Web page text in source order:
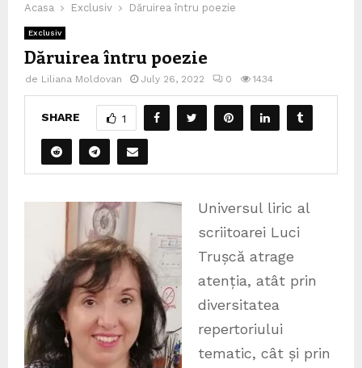
Acasa Exclusiv Dăruirea întru poezie
Exclusiv
Dăruirea întru poezie
de Liliana Moldovan July 26, 2022 0 1434
SHARE 1
Universul liric al
scriitoarei Luci
Trușcă atrage
atenția, atât prin
diversitatea
repertoriului
tematic, cât și prin